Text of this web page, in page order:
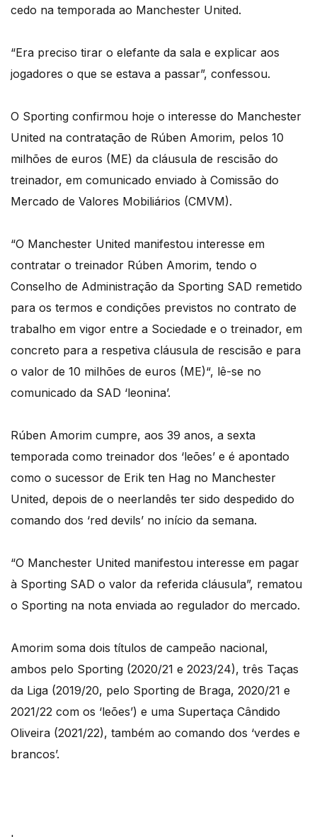
cedo na temporada ao Manchester United.
“Era preciso tirar o elefante da sala e explicar aos
jogadores o que se estava a passar”, confessou.
O Sporting confirmou hoje o interesse do Manchester
United na contratação de Rúben Amorim, pelos 10
milhões de euros (ME) da cláusula de rescisão do
treinador, em comunicado enviado à Comissão do
Mercado de Valores Mobiliários (CMVM).
“O Manchester United manifestou interesse em
contratar o treinador Rúben Amorim, tendo o
Conselho de Administração da Sporting SAD remetido
para os termos e condições previstos no contrato de
trabalho em vigor entre a Sociedade e o treinador, em
concreto para a respetiva cláusula de rescisão e para
o valor de 10 milhões de euros (ME)“, lê-se no
comunicado da SAD ‘leonina’.
Rúben Amorim cumpre, aos 39 anos, a sexta
temporada como treinador dos ‘leões’ e é apontado
como o sucessor de Erik ten Hag no Manchester
United, depois de o neerlandês ter sido despedido do
comando dos ‘red devils’ no início da semana.
“O Manchester United manifestou interesse em pagar
à Sporting SAD o valor da referida cláusula”, rematou
o Sporting na nota enviada ao regulador do mercado.
Amorim soma dois títulos de campeão nacional,
ambos pelo Sporting (2020/21 e 2023/24), três Taças
da Liga (2019/20, pelo Sporting de Braga, 2020/21 e
2021/22 com os ‘leões’) e uma Supertaça Cândido
Oliveira (2021/22), também ao comando dos ‘verdes e
brancos’.